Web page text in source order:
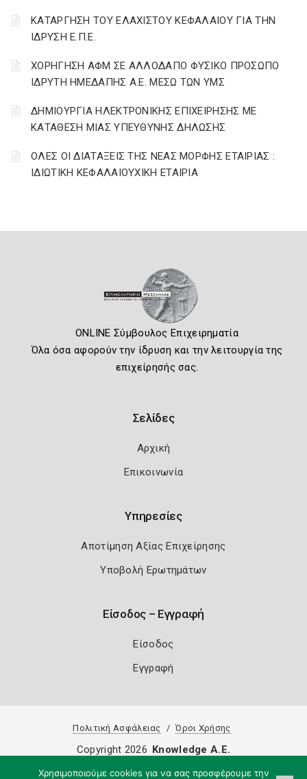
ΚΑΤΑΡΓΗΣΗ ΤΟΥ ΕΛΑΧΙΣΤΟΥ ΚΕΦΑΛΑΙΟΥ ΓΙΑ ΤΗΝ
ΙΔΡΥΣΗ Ε.Π.Ε.
ΧΟΡΗΓΗΣΗ ΑΦΜ ΣΕ ΑΛΛΟΔΑΠΟ ΦΥΣΙΚΟ ΠΡΟΣΩΠΟ
ΙΔΡΥΤΗ ΗΜΕΔΑΠΗΣ Α.Ε. ΜΕΣΩ ΤΩΝ ΥΜΣ
ΔΗΜΙΟΥΡΓΙΑ ΗΛΕΚΤΡΟΝΙΚΗΣ ΕΠΙΧΕΙΡΗΣΗΣ ΜΕ
ΚΑΤΑΘΕΣΗ ΜΙΑΣ ΥΠΕΥΘΥΝΗΣ ΔΗΛΩΣΗΣ
ΟΛΕΣ ΟΙ ΔΙΑΤΑΞΕΙΣ ΤΗΣ ΝΕΑΣ ΜΟΡΦΗΣ ΕΤΑΙΡΙΑΣ :
ΙΔΙΩΤΙΚΗ ΚΕΦΑΛΑΙΟΥΧΙΚΗ ΕΤΑΙΡΙΑ
ONLINE Σύμβουλος Επιχειρηματία
Όλα όσα αφορούν την ίδρυση και την λειτουργία της
επιχείρησής σας.
Σελίδες
Αρχική
Επικοινωνία
Υπηρεσίες
Αποτίμηση Αξίας Επιχείρησης
Υποβολή Ερωτημάτων
Είσοδος – Εγγραφή
Είσοδος
Εγγραφή
Πολιτική Ασφάλειας Όροι Χρήσης
Χρησιμοποιούμε cookies για να σας προσφέρουμε την
Copyright 2026 Knowledge A.E.